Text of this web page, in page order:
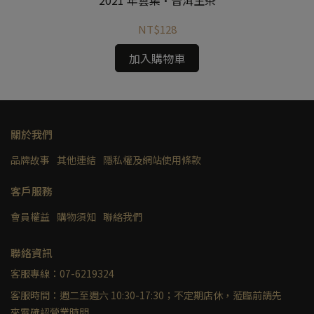
NT$128
加入購物車
關於我們
品牌故事 其他連結 隱私權及網站使用條款
客戶服務
會員權益 購物須知 聯絡我們
聯絡資訊
客服專線：07-6219324
客服時間：週二至週六 10:30-17:30；不定期店休，蒞臨前請先